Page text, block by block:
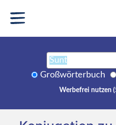
Großwörterbuch
Werbefrei nutzen